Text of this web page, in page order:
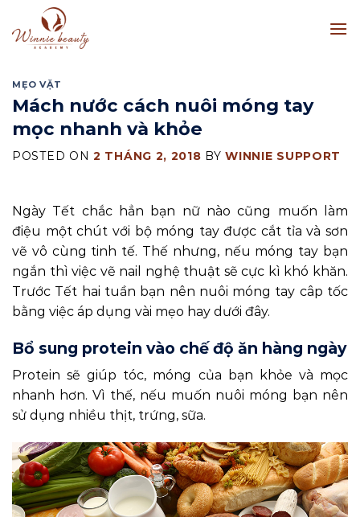
to
content
MẸO VẶT
Mách nước cách nuôi móng tay
mọc nhanh và khỏe
POSTED ON 2 THÁNG 2, 2018 BYWINNIE SUPPORT
Ngày Tết chắc hẳn bạn nữ nào cũng muốn làm
điệu một chút với bộ móng tay được cắt tỉa và sơn
vẽ vô cùng tinh tế. Thế nhưng, nếu móng tay bạn
ngắn thì việc vẽ nail nghệ thuật sẽ cực kì khó khăn.
Trước Tết hai tuần bạn nên nuôi móng tay câp tốc
bằng việc áp dụng vài mẹo hay dưới đây.
Bổ sung protein vào chế độ ăn hàng ngày
Protein sẽ giúp tóc, móng của bạn khỏe và mọc
nhanh hơn. Vì thế, nếu muốn nuôi móng bạn nên
sử dụng nhiều thịt, trứng, sữa.